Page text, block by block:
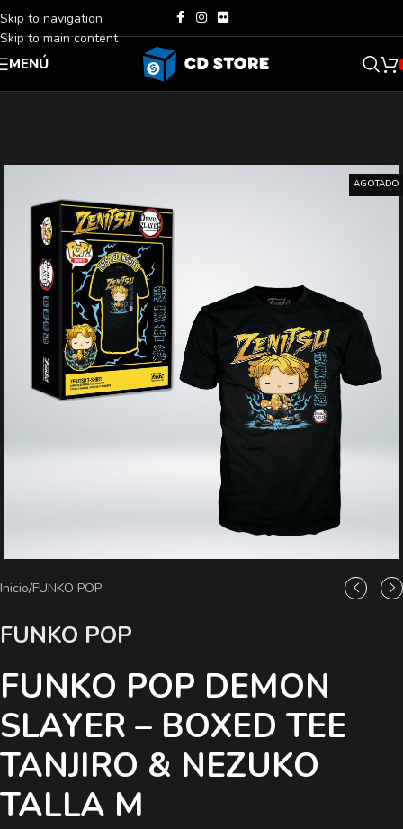
Skip to navigation
Skip to main content
MENÚ
AGOTADO
Inicio/FUNKO POP
FUNKO POP
FUNKO POP DEMON
SLAYER – BOXED TEE
TANJIRO & NEZUKO
TALLA M